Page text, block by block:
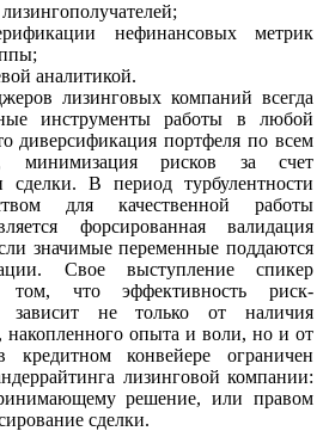
нефинансовых метрик
аналитикой.
лизинговых компаний всегда
инструменты работы в любой
диверсификация портфеля по всем
минимизация рисков за счет
сделки. В период турбулентности
для качественной работы
форсированная валидация
значимые переменные поддаются
Свое выступление спикер
что эффективность риск-
зависит не только от наличия
накопленного опыта и воли, но и от
конвейере ограничен
лизинговой компании:
решение, или правом
сделки.